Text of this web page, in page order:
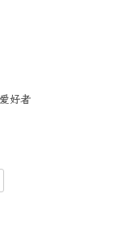
好者